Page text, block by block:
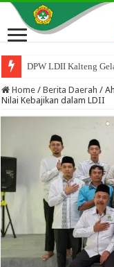
DPW LDII Kalteng
Home / Berita Daerah /
Nilai Kebajikan dalam LDII